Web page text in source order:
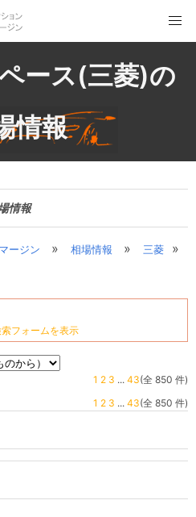
ース(三菱)の
情報
情報
ージン » 相場情報 » 三菱 »
フォームを表示
1 2 3 ... 43(全 850 件)
1 2 3 ... 43(全 850 件)